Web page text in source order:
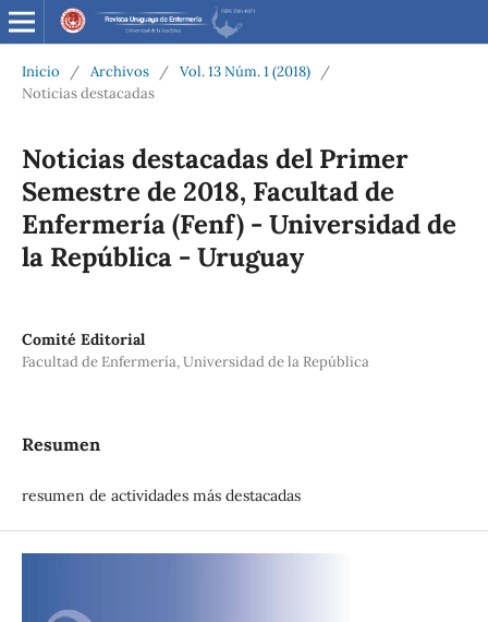
Inicio / Archivos / Vol. 13 Núm. 1 (2018)
/
Noticias destacadas
Noticias destacadas del Primer
Semestre de 2018, Facultad de
Enfermería (Fenf) - Universidad de
la República - Uruguay
Comité Editorial
Facultad de Enfermería, Universidad de la República
Resumen
resumen de actividades más destacadas